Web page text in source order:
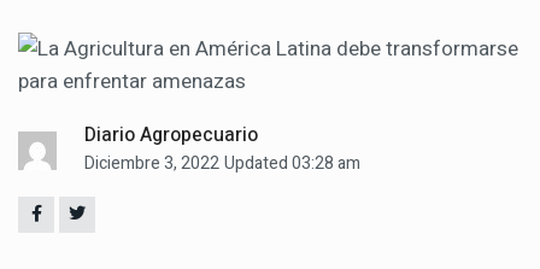
Diario Agropecuario
Diciembre 3, 2022Updated 03:28 am